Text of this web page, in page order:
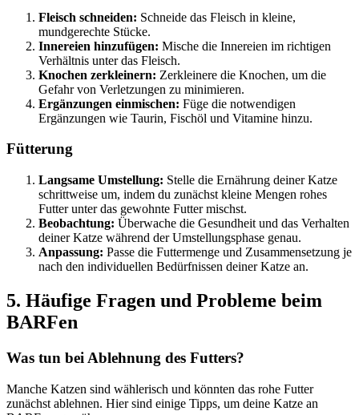
Fleisch schneiden: Schneide das Fleisch in kleine,
mundgerechte Stücke.
Innereien hinzufügen: Mische die Innereien im richtigen
Verhältnis unter das Fleisch.
Knochen zerkleinern: Zerkleinere die Knochen, um die
Gefahr von Verletzungen zu minimieren.
Ergänzungen einmischen: Füge die notwendigen
Ergänzungen wie Taurin, Fischöl und Vitamine hinzu.
Fütterung
Langsame Umstellung: Stelle die Ernährung deiner Katze
schrittweise um, indem du zunächst kleine Mengen rohes
Futter unter das gewohnte Futter mischst.
Beobachtung: Überwache die Gesundheit und das Verhalten
deiner Katze während der Umstellungsphase genau.
Anpassung: Passe die Futtermenge und Zusammensetzung je
nach den individuellen Bedürfnissen deiner Katze an.
5. Häufige Fragen und Probleme beim
BARFen
Was tun bei Ablehnung des Futters?
Manche Katzen sind wählerisch und könnten das rohe Futter
zunächst ablehnen. Hier sind einige Tipps, um deine Katze an